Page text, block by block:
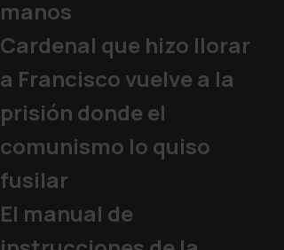
manos
Cardenal que hizo llorar
a Francisco vuelve a la
prisión donde el
comunismo lo quiso
fusilar
El manual de